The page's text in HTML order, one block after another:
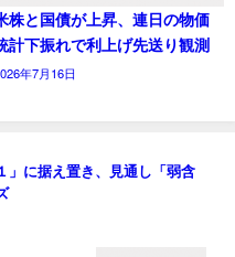
株と国債が上昇、連日の物価
計下振れで利上げ先送り観測
年7月16日
」に据え置き、見通し「弱含